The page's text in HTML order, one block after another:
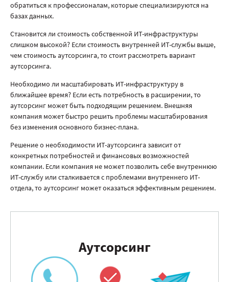
обратиться к профессионалам, которые специализируются на
базах данных.
Становится ли стоимость собственной ИТ-инфраструктуры
слишком высокой? Если стоимость внутренней ИТ-службы выше,
чем стоимость аутсорсинга, то стоит рассмотреть вариант
аутсорсинга.
Необходимо ли масштабировать ИТ-инфраструктуру в
ближайшее время? Если есть потребность в расширении, то
аутсорсинг может быть подходящим решением. Внешняя
компания может быстро решить проблемы масштабирования
без изменения основного бизнес-плана.
Решение о необходимости ИТ-аутсорсинга зависит от
конкретных потребностей и финансовых возможностей
компании. Если компания не может позволить себе внутреннюю
ИТ-службу или сталкивается с проблемами внутреннего ИТ-
отдела, то аутсорсинг может оказаться эффективным решением.
Аутсорсинг